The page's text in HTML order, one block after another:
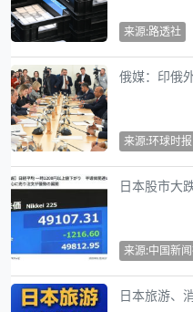
来源:路透社
俄媒：印俄
来源:环球时报
日本股市大
来源:中国新
日本旅游、